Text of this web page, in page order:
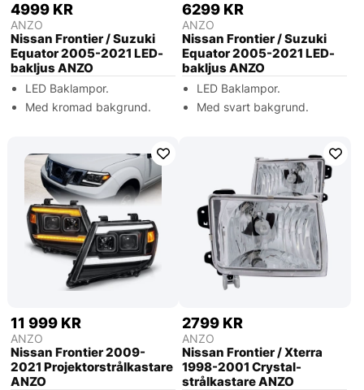
4999 KR
ANZO
Nissan Frontier / Suzuki
Equator 2005-2021 LED-
bakljus ANZO
LED Baklampor.
Med kromad bakgrund.
6299 KR
ANZO
Nissan Frontier / Suzuki
Equator 2005-2021 LED-
bakljus ANZO
LED Baklampor.
Med svart bakgrund.
11 999 KR
ANZO
Nissan Frontier 2009-
2021 Projektorstrålkastare
ANZO
2799 KR
ANZO
Nissan Frontier / Xterra
1998-2001 Crystal-
strålkastare ANZO